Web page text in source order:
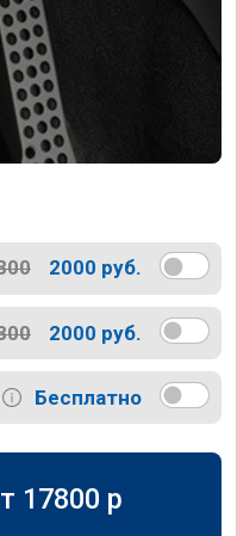
2000 руб.
2000 руб.
Бесплатно
17800 p